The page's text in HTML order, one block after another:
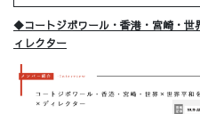
◆コートジボワール・香港・宮崎・世
ィレクター